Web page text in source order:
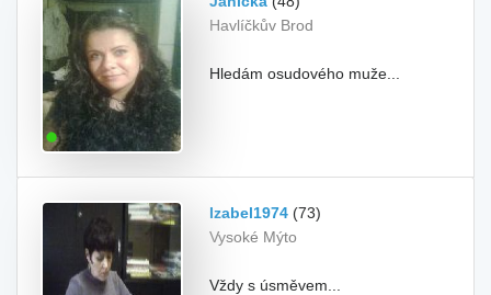
Havlíčkův Brod
Hledám osudového muže...
Izabel1974 (73)
Vysoké Mýto
Vždy s úsměvem...